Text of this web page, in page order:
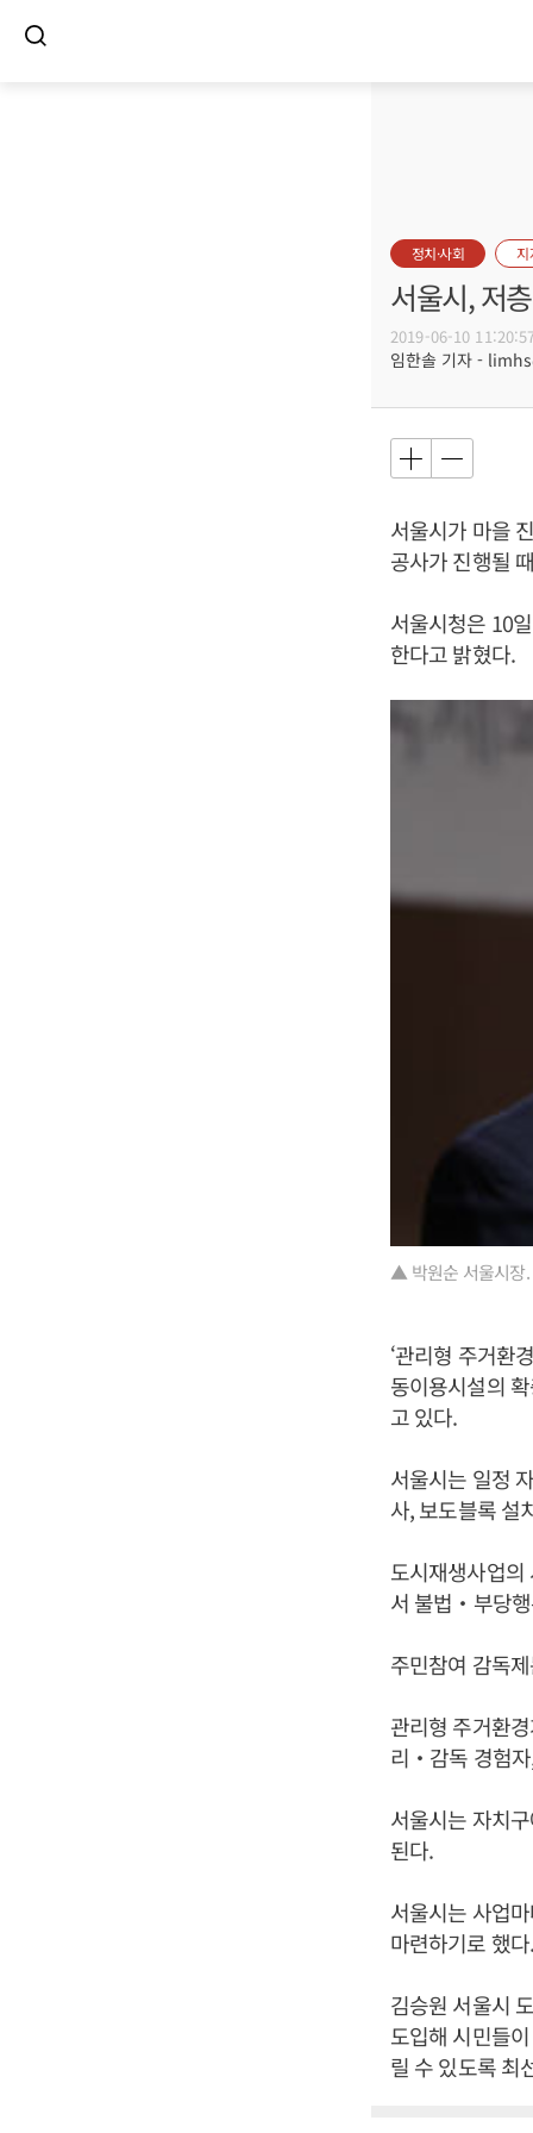
정치·사회 지
서울시, 저
2019-06-10
임한솔 기자 -
서울시가 마을
공사가 진행될
서울시청은 10
한다고 밝혔다.
▲ 박원순 서울시장.
‘관리형 주거환
동이용시설의
고 있다.
서울시는 일정
사, 보도블록 설
도시재생사업의
서 불법‧부당행
주민참여 감독
관리형 주거환
리‧감독 경험자
서울시는 자치
된다.
서울시는 사업
마련하기로 했다.
김승원 서울시
도입해 시민들
릴 수 있도록 최